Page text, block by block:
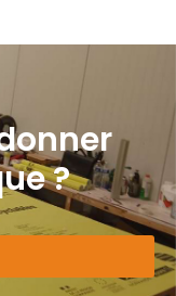
?